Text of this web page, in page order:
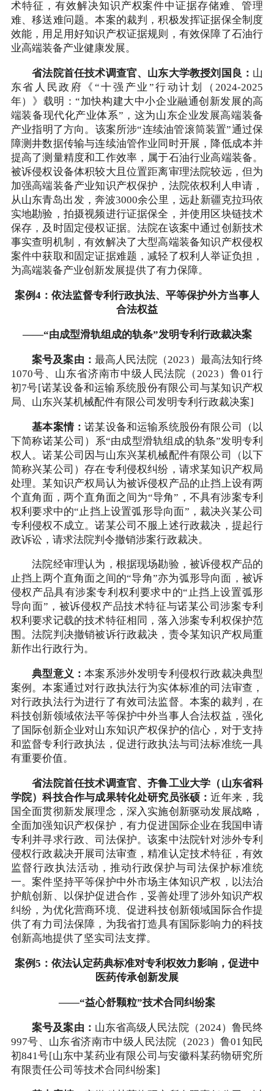
术特征，有效解决知识产权案件中证据存储难、管理
难、移送难问题。本案的裁判，积极发挥证据保全制度
效能，用足用好知识产权证据规则，有效保障了石油行
业高端装备产业健康发展。
省法院首任技术调查官、山东大学教授刘国良： 山
东省人民政府《“十强产业”行动计划（2024-2025
年）》载明：“加快构建大中小企业融通创新发展的高
端装备现代化产业体系”，这为山东企业发展高端装备
产业指明了方向。该案所涉“连续油管滚筒装置”通过保
障测井数据传输与连续油管作业同时开展，降低成本并
提高了测量精度和工作效率，属于石油行业高端装备。
被诉侵权设备体积较大且位置距离审理法院较远，但为
加强高端装备产业知识产权保护，法院依权利人申请，
从山东青岛出发，奔波3000余公里，远赴新疆克拉玛依
实地勘验，拍摄视频进行证据保全，并使用区块链技术
保存，及时固定侵权证据。法院在该案中通过创新技术
事实查明机制，有效解决了大型高端装备知识产权侵权
案件中获取和固定证据难题，减轻了权利人举证负担，
为高端装备产业创新发展提供了有力保障。
案例4：依法监督专利行政执法、平等保护外方当事人
合法权益
——“由成型滑轨组成的轨条”发明专利行政裁决案
案号及案由： 最高人民法院（2023）最高法知行终
1070号、山东省济南市中级人民法院（2023）鲁01行
初7号[诺某设备和运输系统股份有限公司与某知识产权
局、山东兴某机械配件有限公司发明专利行政裁决案]
基本案情：诺某设备和运输系统股份有限公司（以
下简称诺某公司）系“由成型滑轨组成的轨条”发明专利
权人。诺某公司因与山东兴某机械配件有限公司（以下
简称兴某公司）存在专利侵权纠纷，请求某知识产权局
处理。某知识产权局认为被诉侵权产品的止挡上设有两
个直角面，两个直角面之间为“导角”，不具有涉案专利
权利要求中的“止挡上设置弧形导向面”，裁决兴某公司
专利侵权不成立。诺某公司不服上述行政裁决，提起行
政诉讼，请求法院判令撤销涉案行政裁决。
法院经审理认为，根据现场勘验，被诉侵权产品的
止挡上两个直角面之间的“导角”亦为弧形导向面，被诉
侵权产品具有涉案专利权利要求中的“止挡上设置弧形
导向面”，被诉侵权产品技术特征与诺某公司涉案专利
权利要求记载的技术特征相同，落入涉案专利权保护范
围。法院判决撤销被诉行政裁决，责令某知识产权局重
新作出行政行为。
典型意义：本案系涉外发明专利侵权行政裁决典型
案例。本案通过对行政执法行为实体标准的司法审查，
对行政执法行为进行了有效司法监督。本案的裁判，在
科技创新领域依法平等保护中外当事人合法权益，强化
了国际创新企业对山东知识产权保护的信心，对于支持
和监督专利行政执法，促进行政执法与司法标准统一具
有重要价值。
省法院首任技术调查官、齐鲁工业大学（山东省科
学院）科技合作与成果转化处研究员张硕：近年来，我
国全面贯彻新发展理念，深入实施创新驱动发展战略，
全面加强知识产权保护，有力促进国际企业在我国申请
专利并寻求行政、司法保护。该案中法院针对涉外专利
侵权行政裁决开展司法审查，精准认定技术特征，有效
监督行政执法活动，推动行政保护与司法保护标准统
一。案件坚持平等保护中外市场主体知识产权，以法治
护航创新、以保护促进合作，妥善处理了涉外知识产权
纠纷，为优化营商环境、促进科技创新领域国际合作提
供了有力司法保障，为我省打造具有国际影响力的科技
创新高地提供了坚实司法支撑。
案例5：依法认定药典标准对专利权效力影响，促进中
医药传承创新发展
——“益心舒颗粒”技术合同纠纷案
案号及案由： 山东省高级人民法院（2024）鲁民终
997号、山东省济南市中级人民法院（2023）鲁01知民
初841号[山东中某药业有限公司与安徽科某药物研究所
有限责任公司等技术合同纠纷案]